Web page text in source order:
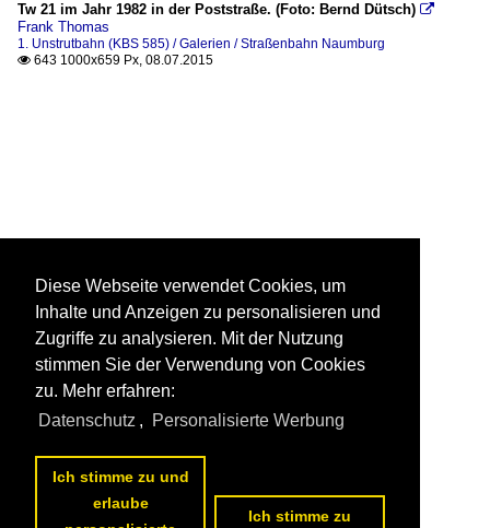
Tw 21 im Jahr 1982 in der Poststraße. (Foto: Bernd Dütsch) 
Frank Thomas
1. Unstrutbahn (KBS 585) / Galerien / Straßenbahn Naumburg
 643 1000x659 Px, 08.07.2015
Diese Webseite verwendet Cookies, um
Inhalte und Anzeigen zu personalisieren und
Zugriffe zu analysieren. Mit der Nutzung
stimmen Sie der Verwendung von Cookies
zu. Mehr erfahren:
Datenschutz , Personalisierte Werbung
Ich stimme zu und
erlaube
Ich stimme zu